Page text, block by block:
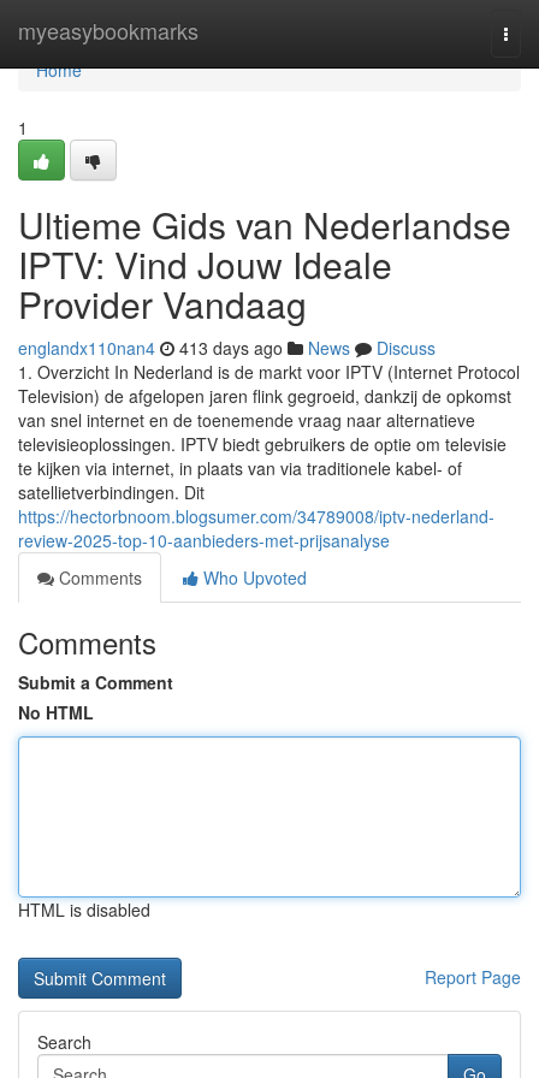
myeasybookmarks
Home
Home
1
Ultieme Gids van Nederlandse
IPTV: Vind Jouw Ideale
Provider Vandaag
englandx110nan4 413 days ago News
Discuss
1. Overzicht In Nederland is de markt voor IPTV (Internet Protocol
Television) de afgelopen jaren flink gegroeid, dankzij de opkomst
van snel internet en de toenemende vraag naar alternatieve
televisieoplossingen. IPTV biedt gebruikers de optie om televisie
te kijken via internet, in plaats van via traditionele kabel- of
satellietverbindingen. Dit
https://hectorbnoom.blogsumer.com/34789008/iptv-nederland-
review-2025-top-10-aanbieders-met-prijsanalyse
Comments
Who Upvoted
Comments
Submit a Comment
No HTML
HTML is disabled
Report Page
Search